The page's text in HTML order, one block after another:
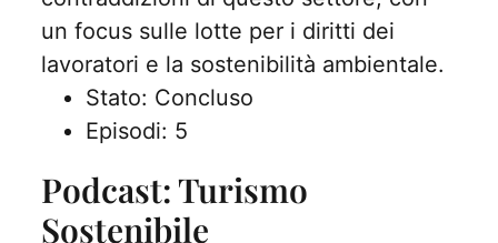
un focus sulle lotte per i diritti dei
lavoratori e la sostenibilità ambientale.
Stato: Concluso
Episodi: 5
Podcast: Turismo
Sostenibile